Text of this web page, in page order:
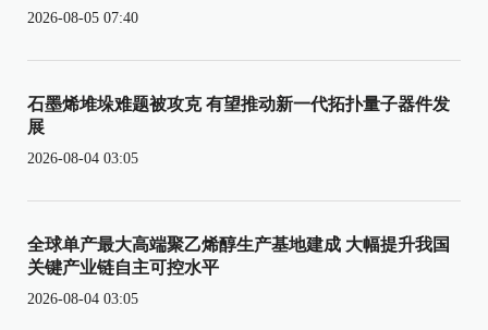
2026-08-05 07:40
石墨烯堆垛难题被攻克 有望推动新一代拓扑量子器件发
展
2026-08-04 03:05
全球单产最大高端聚乙烯醇生产基地建成 大幅提升我国
关键产业链自主可控水平
2026-08-04 03:05